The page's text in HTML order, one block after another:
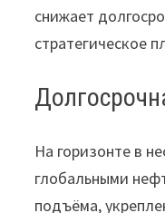
снижает
стратегическое
На горизонте в
глобальными
подъёма,